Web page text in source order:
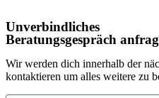
Unverbindliches
Beratungsgespräch
Wir werden dich innerhalb der
kontaktieren um alles weitere zu